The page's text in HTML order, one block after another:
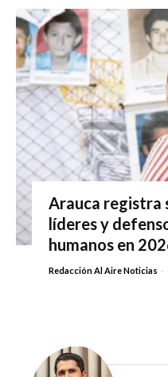
Arauca registra
líderes y
humanos en
Redacción Al Aire Noticias -